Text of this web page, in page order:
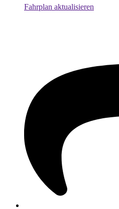
Fahrplan aktualisieren